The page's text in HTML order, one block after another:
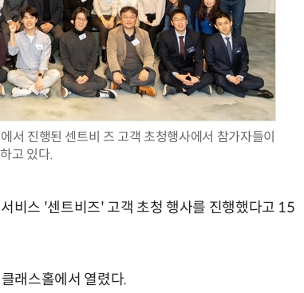
서 진행된 센트비 즈 고객 초청행사에서 참가자들이
고 있다.
비스 '센트비즈' 고객 초청 행사를 진행했다고 15
래스홀에서 열렸다.